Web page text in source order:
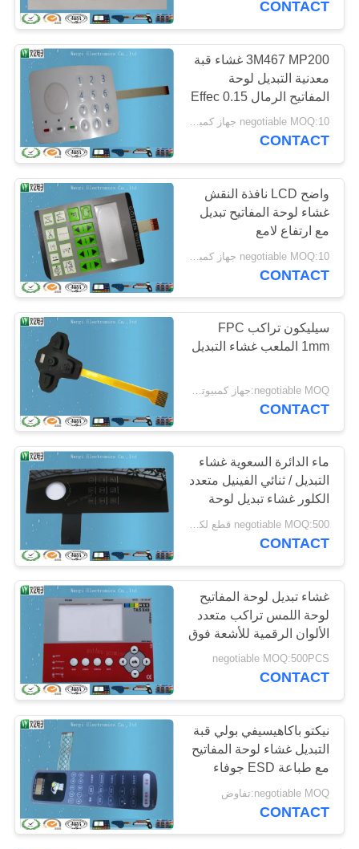
CONTACT
3M467 MP200 غشاء قبة
معدنية التبديل لوحة
المفاتيح الرمال Effec 0.15
PET تراكب مع 3 المصابيح
SMT
negotiable MOQ:10 جهاز كمبيوتر شخصى / الكثير
CONTACT
واضح LCD نافذة النقش
غشاء لوحة المفاتيح تبديل
مع ارتفاع لامع
CONTACT
سيليكون تراكب FPC
1mm الملعب غشاء التبديل
negotiable MOQ:جهاز كمبيوتر شخصى 500 / الكثير
CONTACT
ماء الدائرة السعوية غشاء
التبديل / ثنائي الفينيل متعدد
الكلور غشاء تبديل لوحة
المفاتيح
negotiable MOQ:500 قطع لكل طلب
CONTACT
غشاء تبديل لوحة المفاتيح
لوحة اللمس تراكب متعدد
الألوان الرقمية للأشعة فوق
البنفسجية آلة الطباعة
negotiable MOQ:500PCS
CONTACT
نيكتو باكاهيسيفي بولي قبة
التبديل غشاء لوحة المفاتيح
مع طباعة ESD جوفاء
negotiable MOQ:تفاوض
CONTACT